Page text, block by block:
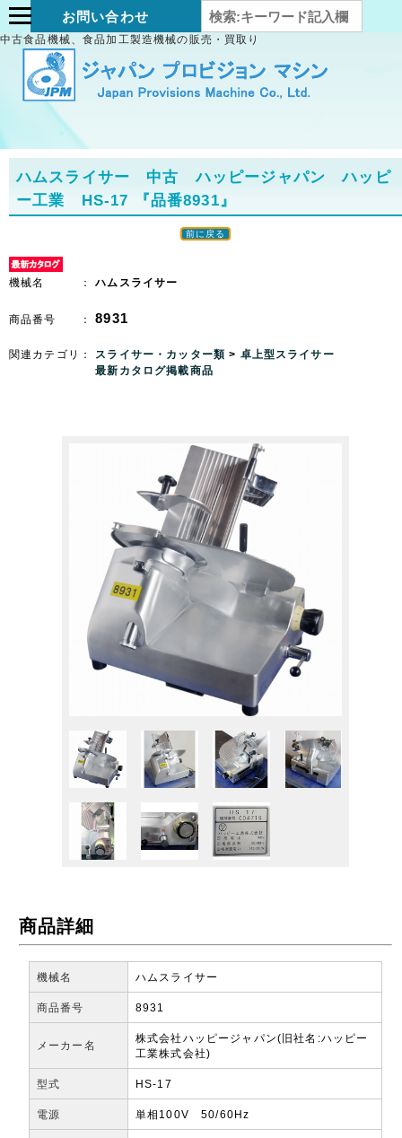
お問い合わせ
中古食品機械、食品加工製造機械の販売・買取り
ハムスライサー 中古 ハッピージャパン ハッピ
ー工業 HS-17
『品番8931』
前に戻る
機械名 ：ハムスライサー
商品番号 ：8931
関連カテゴリ： スライサー・カッター類> 卓上型スライサー
最新カタログ掲載商品
商品詳細
機械名 ハムスライサー
商品番号 8931
メーカー名
株式会社ハッピージャパン(旧社名:ハッピー
工業株式会社)
型式 HS-17
電源 単相100V 50/60Hz